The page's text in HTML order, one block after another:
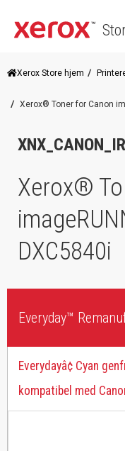
Xerox Store hjem
Xerox® Toner for Canon
Xerox®
DXC5840i
Everyday™
Everydayâ¢ Cyan
kompatibel med